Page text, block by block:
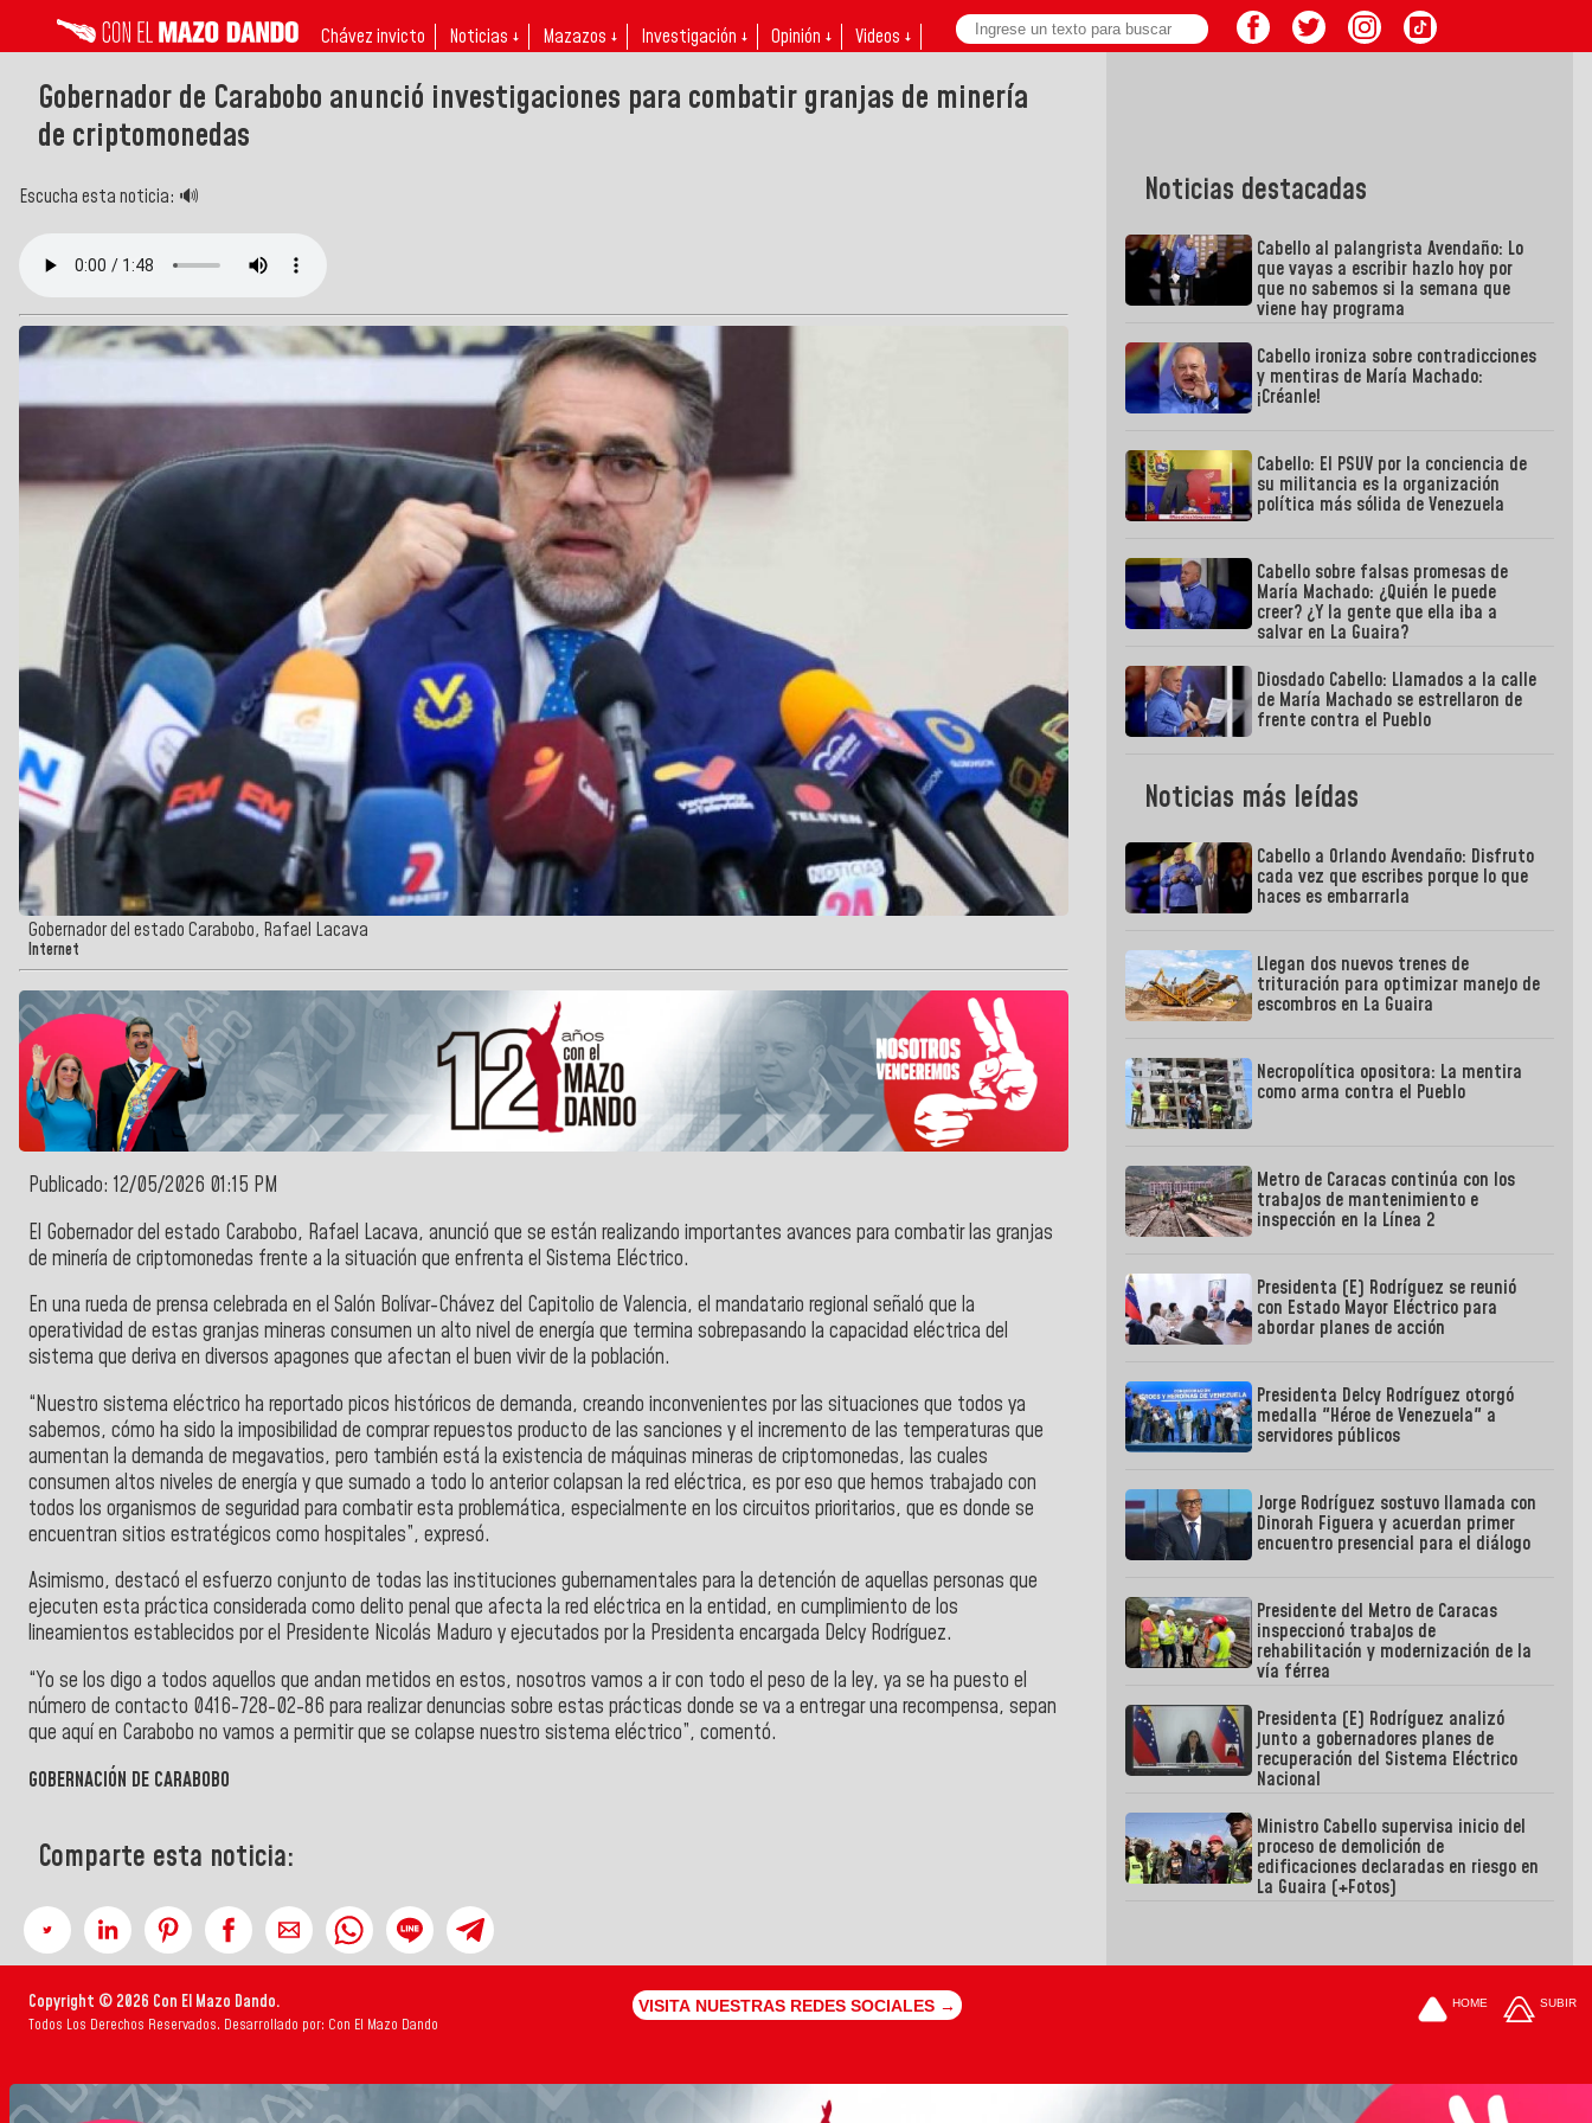
Chávez invicto Noticias ↓ Mazazos ↓ Investigación ↓ Opinión ↓ Videos ↓
Gobernador de Carabobo anunció investigaciones para combatir granjas de minería
de criptomonedas
Escucha esta noticia: 🔊
Gobernador del estado Carabobo, Rafael Lacava
Internet
Publicado: 12/05/2026 01:15 PM
El Gobernador del estado Carabobo, Rafael Lacava, anunció que se están realizando importantes avances para combatir las granjas
de minería de criptomonedas frente a la situación que enfrenta el Sistema Eléctrico.
En una rueda de prensa celebrada en el Salón Bolívar-Chávez del Capitolio de Valencia, el mandatario regional señaló que la
operatividad de estas granjas mineras consumen un alto nivel de energía que termina sobrepasando la capacidad eléctrica del
sistema que deriva en diversos apagones que afectan el buen vivir de la población.
“Nuestro sistema eléctrico ha reportado picos históricos de demanda, creando inconvenientes por las situaciones que todos ya
sabemos, cómo ha sido la imposibilidad de comprar repuestos producto de las sanciones y el incremento de las temperaturas que
aumentan la demanda de megavatios, pero también está la existencia de máquinas mineras de criptomonedas, las cuales
consumen altos niveles de energía y que sumado a todo lo anterior colapsan la red eléctrica, es por eso que hemos trabajado con
todos los organismos de seguridad para combatir esta problemática, especialmente en los circuitos prioritarios, que es donde se
encuentran sitios estratégicos como hospitales”, expresó.
Asimismo, destacó el esfuerzo conjunto de todas las instituciones gubernamentales para la detención de aquellas personas que
ejecuten esta práctica considerada como delito penal que afecta la red eléctrica en la entidad, en cumplimiento de los
lineamientos establecidos por el Presidente Nicolás Maduro y ejecutados por la Presidenta encargada Delcy Rodríguez.
“Yo se los digo a todos aquellos que andan metidos en estos, nosotros vamos a ir con todo el peso de la ley, ya se ha puesto el
número de contacto 0416-728-02-86 para realizar denuncias sobre estas prácticas donde se va a entregar una recompensa, sepan
que aquí en Carabobo no vamos a permitir que se colapse nuestro sistema eléctrico”, comentó.
GOBERNACIÓN DE CARABOBO
Comparte esta noticia:
Noticias destacadas
Cabello al palangrista Avendaño: Lo
que vayas a escribir hazlo hoy por
que no sabemos si la semana que
viene hay programa
Cabello ironiza sobre contradicciones
y mentiras de María Machado:
¡Créanle!
Cabello: El PSUV por la conciencia de
su militancia es la organización
política más sólida de Venezuela
Cabello sobre falsas promesas de
María Machado: ¿Quién le puede
creer? ¿Y la gente que ella iba a
salvar en La Guaira?
Diosdado Cabello: Llamados a la calle
de María Machado se estrellaron de
frente contra el Pueblo
Noticias más leídas
Cabello a Orlando Avendaño: Disfruto
cada vez que escribes porque lo que
haces es embarrarla
Llegan dos nuevos trenes de
trituración para optimizar manejo de
escombros en La Guaira
Necropolítica opositora: La mentira
como arma contra el Pueblo
Metro de Caracas continúa con los
trabajos de mantenimiento e
inspección en la Línea 2
Presidenta (E) Rodríguez se reunió
con Estado Mayor Eléctrico para
abordar planes de acción
Presidenta Delcy Rodríguez otorgó
medalla "Héroe de Venezuela" a
servidores públicos
Jorge Rodríguez sostuvo llamada con
Dinorah Figuera y acuerdan primer
encuentro presencial para el diálogo
Presidente del Metro de Caracas
inspeccionó trabajos de
rehabilitación y modernización de la
vía férrea
Presidenta (E) Rodríguez analizó
junto a gobernadores planes de
recuperación del Sistema Eléctrico
Nacional
Ministro Cabello supervisa inicio del
proceso de demolición de
edificaciones declaradas en riesgo en
La Guaira (+Fotos)
Copyright © 2026 Con El Mazo Dando.
Todos Los Derechos Reservados. Desarrollado por: Con El Mazo Dando
VISITA NUESTRAS REDES SOCIALES → HOME SUBIR